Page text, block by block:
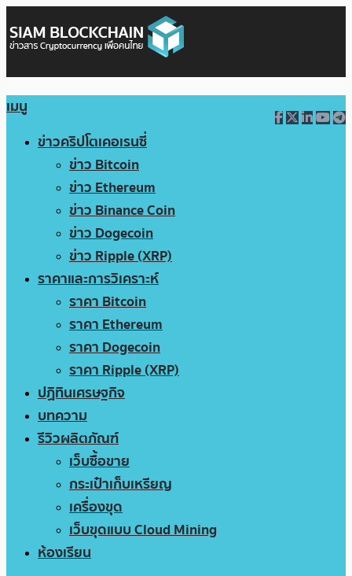
เมนู
ข่าวคริปโตเคอเรนซี่
ข่าว Bitcoin
ข่าว Ethereum
ข่าว Binance Coin
ข่าว Dogecoin
ข่าว Ripple (XRP)
ราคาและการวิเคราะห์
ราคา Bitcoin
ราคา Ethereum
ราคา Dogecoin
ราคา Ripple (XRP)
ปฏิทินเศรษฐกิจ
บทความ
รีวิวผลิตภัณฑ์
เว็บซื้อขาย
กระเป๋าเก็บเหรียญ
เครื่องขุด
เว็บขุดแบบ Cloud Mining
ห้องเรียน